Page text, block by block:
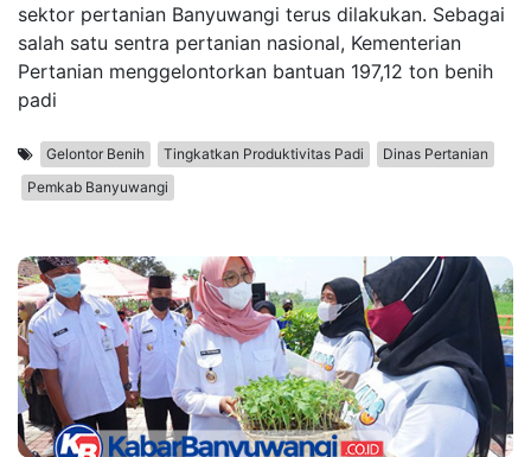
sektor pertanian Banyuwangi terus dilakukan. Sebagai
salah satu sentra pertanian nasional, Kementerian
Pertanian menggelontorkan bantuan 197,12 ton benih
padi
Gelontor Benih Tingkatkan Produktivitas Padi
Dinas Pertanian
Pemkab Banyuwangi